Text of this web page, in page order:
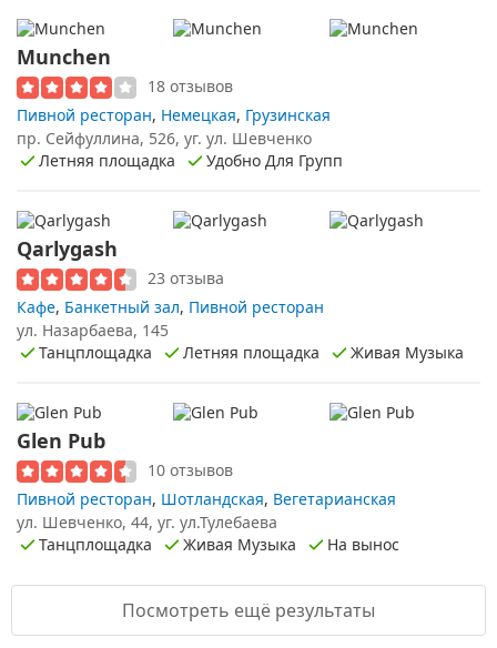
Munchen
18 отзывов
Пивной ресторан, Немецкая, Грузинская
пр. Сейфуллина, 526, уг. ул. Шевченко
Летняя площадка
Удобно Для Групп
Qarlygash
23 отзыва
Кафе, Банкетный зал, Пивной ресторан
ул. Назарбаева, 145
Танцплощадка
Летняя площадка Живая Музыка
Glen Pub
10 отзывов
Пивной ресторан, Шотландская, Вегетарианская
ул. Шевченко, 44, уг. ул.Тулебаева
Танцплощадка
Живая Музыка На вынос
Посмотреть ещё результаты